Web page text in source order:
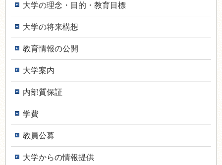
大学の理念・目的・教育目標
大学の将来構想
教育情報の公開
大学案内
内部質保証
学費
教員公募
大学からの情報提供